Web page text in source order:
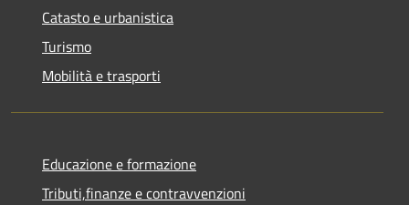
Catasto e urbanistica
Turismo
Mobilità e trasporti
Educazione e formazione
Tributi,finanze e contravvenzioni